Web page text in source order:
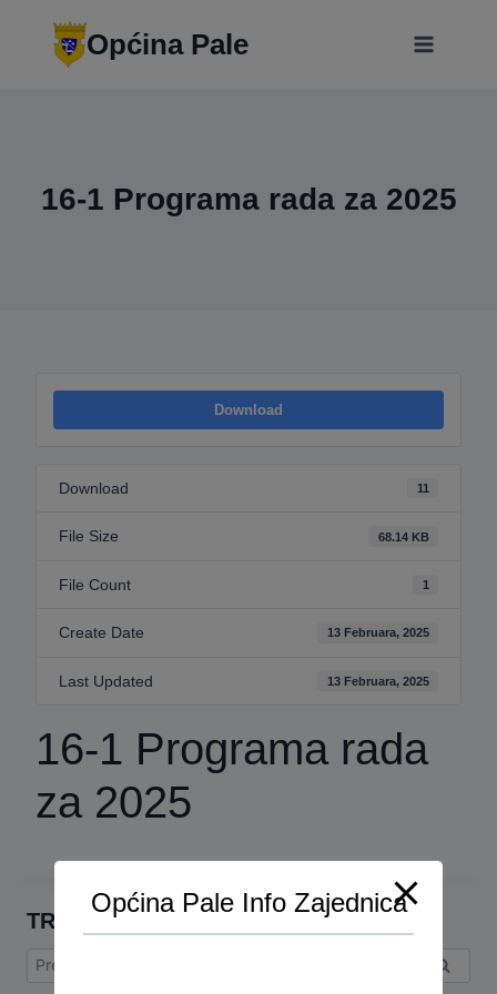
Općina Pale
16-1 Programa rada za 2025
Download
Download 11
File Size 68.14 KB
File Count 1
Create Date 13 Februara, 2025
Last Updated 13 Februara, 2025
16-1 Programa rada
za 2025
TRAŽI
Pretraga:
Općina Pale Info Zajednica